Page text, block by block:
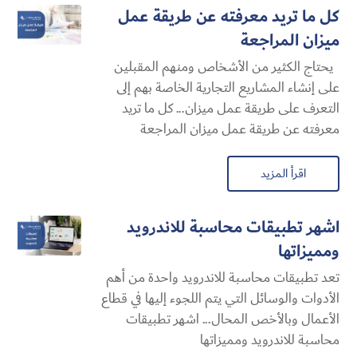
كل ما تريد معرفته عن طريقة عمل
ميزان المراجعة
يحتاج الكثير من الأشخاص ومنهم المقبلين
على إنشاء المشاريع التجارية الخاصة بهم إلى
التعرف على طريقة عمل ميزان... كل ما تريد
معرفته عن طريقة عمل ميزان المراجعة
اقرأ المزيد
اشهر تطبيقات محاسبة للاندرويد
ومميزاتها
تعد تطبيقات محاسبة للاندرويد واحدة من أهم
الأدوات والوسائل التي يتم اللجوء إليها في قطاع
الأعمال وبالأخص المحال... اشهر تطبيقات
محاسبة للاندرويد ومميزاتها